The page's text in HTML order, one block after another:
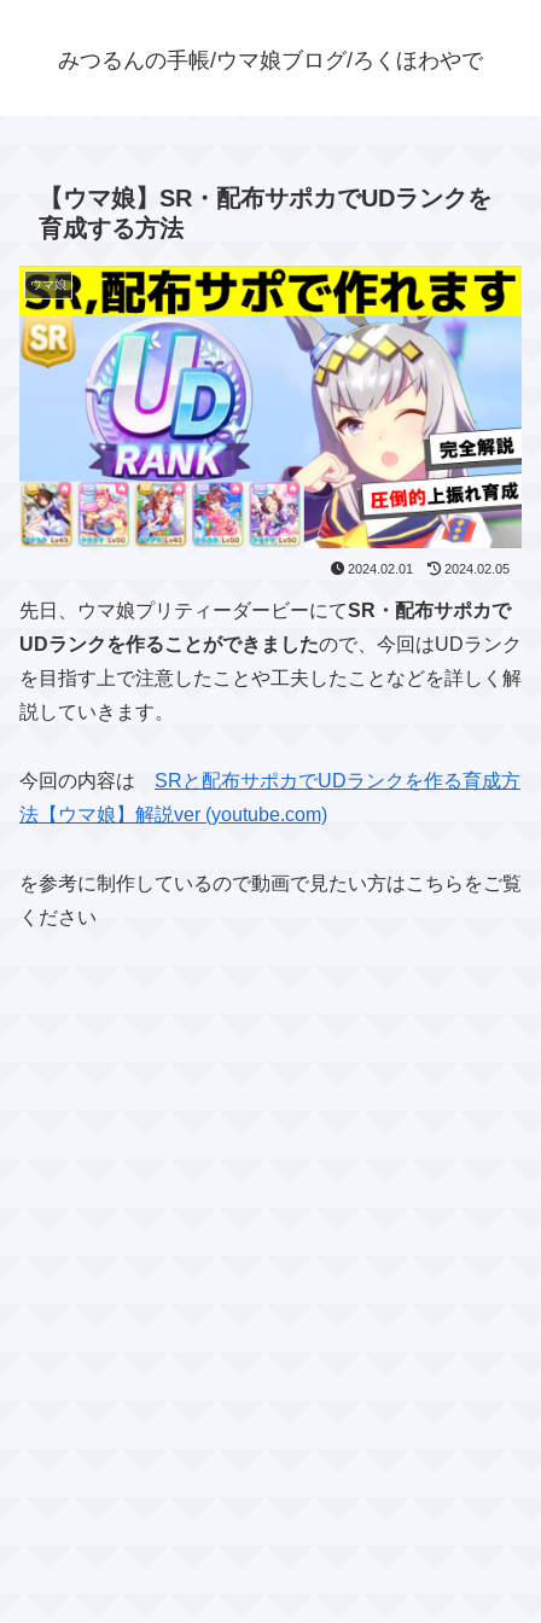
みつるんの手帳/ウマ娘ブログ/ろくほわやで
【ウマ娘】SR・配布サポカでUDランクを
育成する方法
ウマ娘
2024.02.01 2024.02.05
先日、ウマ娘プリティーダービーにてSR・配布サポカで
UDランクを作ることができましたので、今回はUDランク
を目指す上で注意したことや工夫したことなどを詳しく解
説していきます。
今回の内容は SRと配布サポカでUDランクを作る育成方
法【ウマ娘】解説ver (youtube.com)
を参考に制作しているので動画で見たい方はこちらをご覧
ください